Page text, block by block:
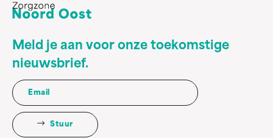
Meld je aan voor onze toekomstige
nieuwsbrief.
Stuur